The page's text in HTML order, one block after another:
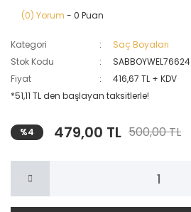
(0) Yorum - 0 Puan
Kategori
Saç Boyaları
Stok Kodu
SABBOYWEL76624
Fiyat
416,67 TL + KDV
*51,11 TL den başlayan taksitlerle!
%4 479,00 TL 500,00 TL